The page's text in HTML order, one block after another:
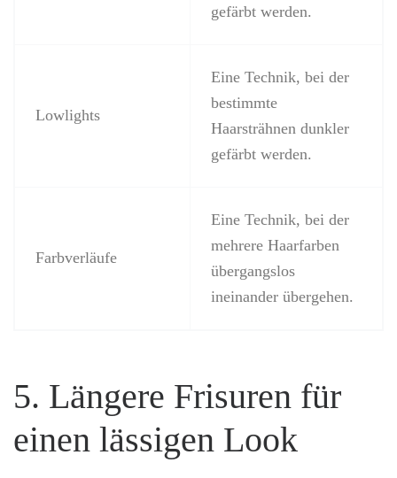
gefärbt werden.
Lowlights
Eine Technik, bei der
bestimmte
Haarsträhnen dunkler
gefärbt werden.
Farbverläufe
Eine Technik, bei der
mehrere Haarfarben
übergangslos
ineinander übergehen.
5. Längere Frisuren für
einen lässigen Look